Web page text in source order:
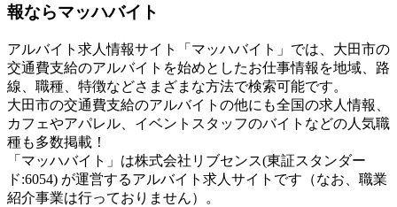
報ならマッハバイト
アルバイト求人情報サイト「マッハバイト」では、大田市の
交通費支給のアルバイトを始めとしたお仕事情報を地域、路
線、職種、特徴などさまざまな方法で検索可能です。
大田市の交通費支給のアルバイトの他にも全国の求人情報、
カフェやアパレル、イベントスタッフのバイトなどの人気職
種も多数掲載！
「マッハバイト」は株式会社リブセンス(東証スタンダー
ド:6054) が運営するアルバイト求人サイトです（なお、職業
紹介事業は行っておりません）。